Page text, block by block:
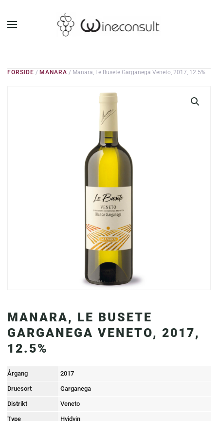
GÅ TIL HOVEDINDHOLD
FORSIDE / MANARA / Manara, Le Busete Garganega Veneto, 2017, 12.5%
MANARA, LE BUSETE
GARGANEGA VENETO, 2017,
12.5%
Årgang 2017
Druesort Garganega
Distrikt Veneto
Type Hvidvin